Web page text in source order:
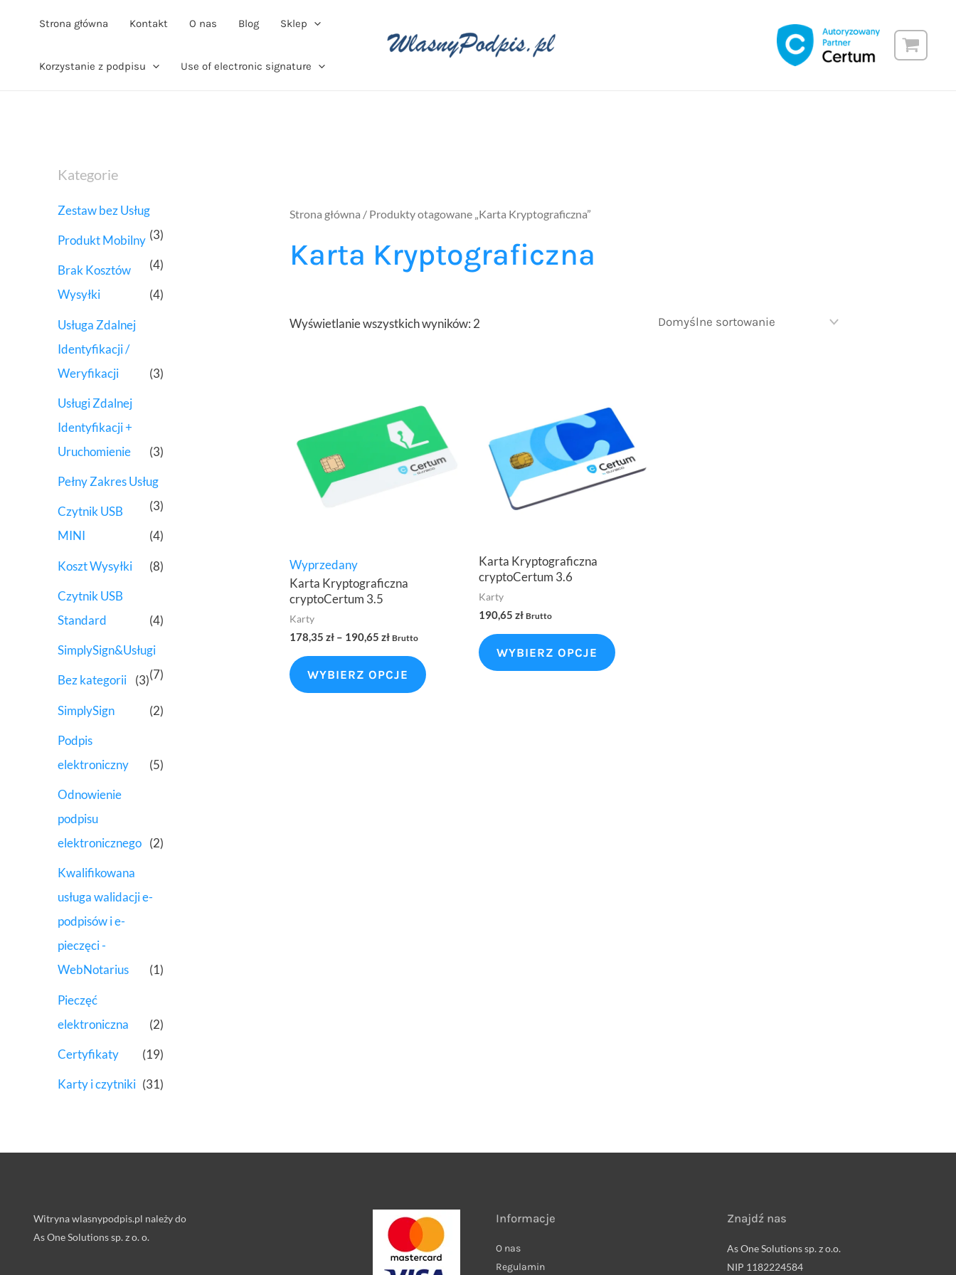
Strona główna Kontakt O nas Blog Sklep
Korzystanie z podpisu Use of electronic signature
Kategorie
Zestaw bez Usług
(3)
Produkt Mobilny
(4)
Brak Kosztów
Wysyłki
(4)
Usługa Zdalnej
Identyfikacji /
Weryfikacji
(3)
Usługi Zdalnej
Identyfikacji +
Uruchomienie
(3)
Pełny Zakres Usług
(3)
Czytnik USB
MINI
(4)
Koszt Wysyłki (8)
Czytnik USB
Standard
(4)
SimplySign&Usługi
(7)
Bez kategorii (3)
SimplySign (2)
Podpis
elektroniczny
(5)
Odnowienie
podpisu
elektronicznego (2)
Kwalifikowana
usługa walidacji e-
podpisów i e-
pieczęci -
WebNotarius
(1)
Pieczęć
elektroniczna
(2)
Certyfikaty (19)
Karty i czytniki (31)
Strona główna / Produkty otagowane „Karta Kryptograficzna”
Karta Kryptograficzna
Wyświetlanie wszystkich wyników: 2
Wyprzedany
Karta Kryptograficzna
cryptoCertum 3.5
Karty
178,35zł – 190,65zł Brutto
WYBIERZ OPCJE
Karta Kryptograficzna
cryptoCertum 3.6
Karty
190,65 zł Brutto
WYBIERZ OPCJE
Witryna wlasnypodpis.pl należy do
As One Solutions sp. z o. o.
Informacje
O nas
Regulamin
Znajdź nas
As One Solutions sp. z o.o.
NIP 1182224584